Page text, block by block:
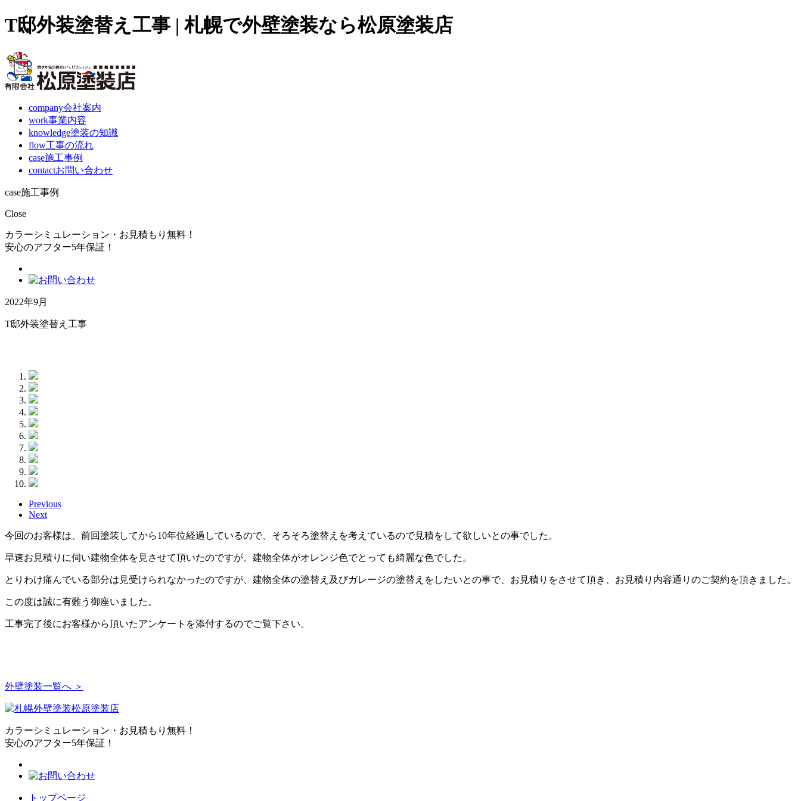
T邸外装塗替え工事 | 札幌で外壁塗装なら松原塗装店
company会社案内
work事業内容
knowledge塗装の知識
flow工事の流れ
case施工事例
contactお問い合わせ
case施工事例
Close
カラーシミュレーション・お見積もり無料！
安心のアフター5年保証！
2022年9月
T邸外装塗替え工事
Previous
Next
今回のお客様は、前回塗装してから10年位経過しているので、そろそろ塗替えを考えているので見積をして欲しいとの事でした。
早速お見積りに伺い建物全体を見させて頂いたのですが、建物全体がオレンジ色でとっても綺麗な色でした。
とりわけ痛んでいる部分は見受けられなかったのですが、建物全体の塗替え及びガレージの塗替えをしたいとの事で、お見積りをさせて頂き、お見積り内容通りのご契約を頂きました。
この度は誠に有難う御座いました。
工事完了後にお客様から頂いたアンケートを添付するのでご覧下さい。
外壁塗装一覧へ ＞
カラーシミュレーション・お見積もり無料！
安心のアフター5年保証！
トップページ